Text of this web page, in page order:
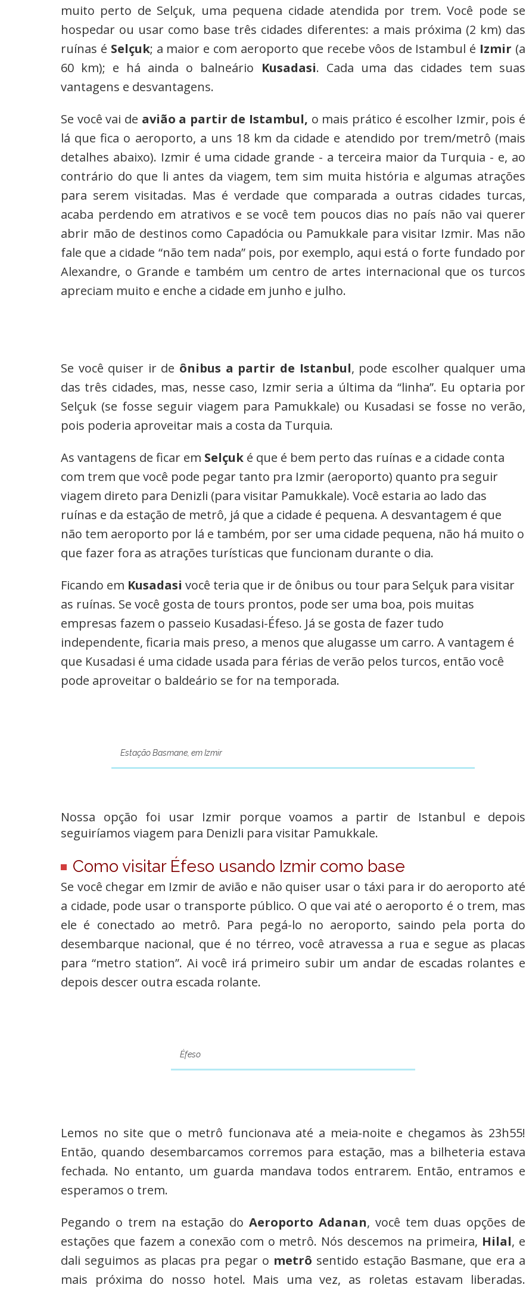
muito perto de Selçuk, uma pequena cidade atendida por trem. Você pode se
hospedar ou usar como base três cidades diferentes: a mais próxima (2 km) das
ruínas é Selçuk; a maior e com aeroporto que recebe vôos de Istambul é Izmir (a
60 km); e há ainda o balneário Kusadasi. Cada uma das cidades tem suas
vantagens e desvantagens.
Se você vai de avião a partir de Istambul, o mais prático é escolher Izmir, pois é
lá que fica o aeroporto, a uns 18 km da cidade e atendido por trem/metrô (mais
detalhes abaixo). Izmir é uma cidade grande - a terceira maior da Turquia - e, ao
contrário do que li antes da viagem, tem sim muita história e algumas atrações
para serem visitadas. Mas é verdade que comparada a outras cidades turcas,
acaba perdendo em atrativos e se você tem poucos dias no país não vai querer
abrir mão de destinos como Capadócia ou Pamukkale para visitar Izmir. Mas não
fale que a cidade “não tem nada” pois, por exemplo, aqui está o forte fundado por
Alexandre, o Grande e também um centro de artes internacional que os turcos
apreciam muito e enche a cidade em junho e julho.
Se você quiser ir de ônibus a partir de Istanbul, pode escolher qualquer uma
das três cidades, mas, nesse caso, Izmir seria a última da “linha”. Eu optaria por
Selçuk (se fosse seguir viagem para Pamukkale) ou Kusadasi se fosse no verão,
pois poderia aproveitar mais a costa da Turquia.
As vantagens de ficar em Selçuk é que é bem perto das ruínas e a cidade conta
com trem que você pode pegar tanto pra Izmir (aeroporto) quanto pra seguir
viagem direto para Denizli (para visitar Pamukkale). Você estaria ao lado das
ruínas e da estação de metrô, já que a cidade é pequena. A desvantagem é que
não tem aeroporto por lá e também, por ser uma cidade pequena, não há muito o
que fazer fora as atrações turísticas que funcionam durante o dia.
Ficando em Kusadasi você teria que ir de ônibus ou tour para Selçuk para visitar
as ruínas. Se você gosta de tours prontos, pode ser uma boa, pois muitas
empresas fazem o passeio Kusadasi-Éfeso. Já se gosta de fazer tudo
independente, ficaria mais preso, a menos que alugasse um carro. A vantagem é
que Kusadasi é uma cidade usada para férias de verão pelos turcos, então você
pode aproveitar o baldeário se for na temporada.
Estação Basmane, em Izmir
Nossa opção foi usar Izmir porque voamos a partir de Istanbul e depois
seguiríamos viagem para Denizli para visitar Pamukkale.
Como visitar Éfeso usando Izmir como base
Se você chegar em Izmir de avião e não quiser usar o táxi para ir do aeroporto até
a cidade, pode usar o transporte público. O que vai até o aeroporto é o trem, mas
ele é conectado ao metrô. Para pegá-lo no aeroporto, saindo pela porta do
desembarque nacional, que é no térreo, você atravessa a rua e segue as placas
para “metro station”. Ai você irá primeiro subir um andar de escadas rolantes e
depois descer outra escada rolante.
Éfeso
Lemos no site que o metrô funcionava até a meia-noite e chegamos às 23h55!
Então, quando desembarcamos corremos para estação, mas a bilheteria estava
fechada. No entanto, um guarda mandava todos entrarem. Então, entramos e
esperamos o trem.
Pegando o trem na estação do Aeroporto Adanan, você tem duas opções de
estações que fazem a conexão com o metrô. Nós descemos na primeira, Hilal, e
dali seguimos as placas pra pegar o metrô sentido estação Basmane, que era a
mais próxima do nosso hotel. Mais uma vez, as roletas estavam liberadas.